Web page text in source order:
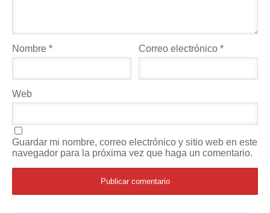
Nombre * Correo electrónico*
Web
Guardar mi nombre, correo electrónico y sitio web en este
navegador para la próxima vez que haga un comentario.